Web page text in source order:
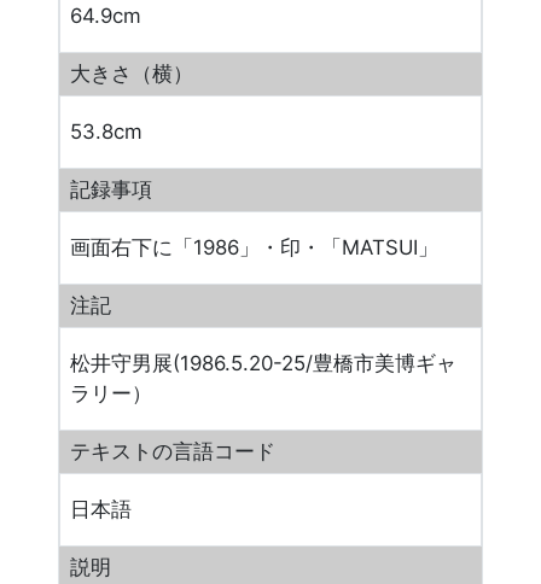
64.9cm
大きさ（横）
53.8cm
記録事項
画面右下に「1986」・印・「MATSUI」
注記
松井守男展(1986.5.20-25/豊橋市美博ギャ
ラリー）
テキストの言語コード
日本語
説明